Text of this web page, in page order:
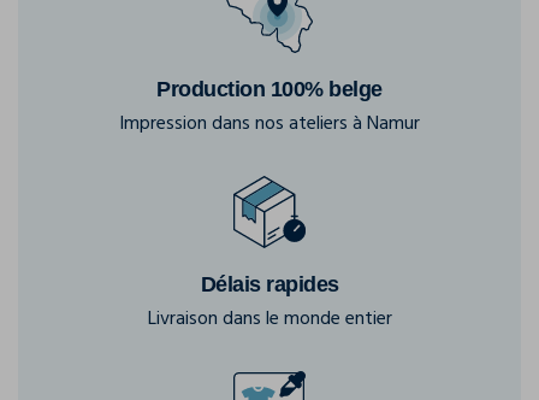
Production 100% belge
Impression dans nos ateliers à Namur
Délais rapides
Livraison dans le monde entier